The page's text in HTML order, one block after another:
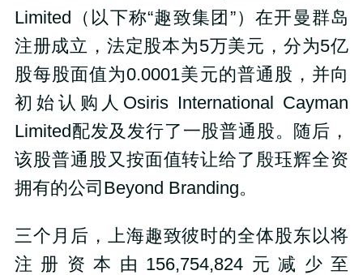
Limited（以下称“趣致集团”）在开曼群岛
注册成立，法定股本为5万美元，分为5亿
股每股面值为0.0001美元的普通股，并向
初始认购人Osiris International Cayman
Limited配发及发行了一股普通股。随后，
该股普通股又按面值转让给了殷珏辉全资
拥有的公司Beyond Branding。
三个月后，上海趣致彼时的全体股东以将
注册资本由156,754,824元减少至